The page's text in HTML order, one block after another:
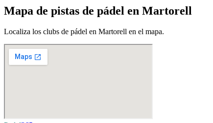
Mapa de pistas de pádel en Martorell
Localiza los clubs de pádel en Martorell en el mapa.